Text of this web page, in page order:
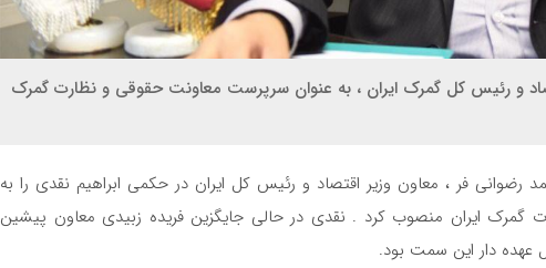
و رئیس کل گمرک ایران ، به عنوان سرپرست معاونت حقوقی و نظارت گمرک
رضوانی فر ، معاون وزیر اقتصاد و رئیس کل ایران در حکمی ابراهیم نقدی را به
گمرک ایران منصوب کرد . نقدی در حالی جایگزین فریده زبیدی معاون پیشین
دار این سمت بود.